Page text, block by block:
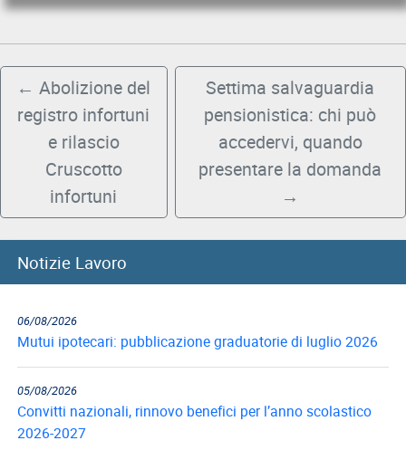
← Abolizione del
registro infortuni
e rilascio
Cruscotto
infortuni
Settima salvaguardia
pensionistica: chi può
accedervi, quando
presentare la domanda
→
Notizie Lavoro
06/08/2026
Mutui ipotecari: pubblicazione graduatorie di luglio 2026
05/08/2026
Convitti nazionali, rinnovo benefici per l’anno scolastico
2026-2027